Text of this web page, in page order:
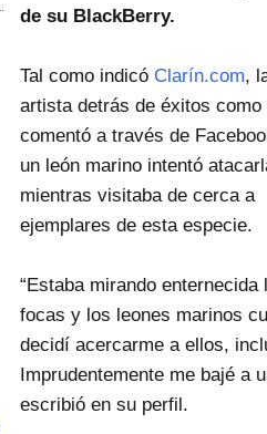
de su BlackBerry.
Tal como indicó Clarín.com,
artista detrás de éxitos como
comentó a través de
un león marino intentó
mientras visitaba de cerca a
ejemplares de esta especie.
“Estaba mirando enternecida
focas y los leones marinos
decidí acercarme a ellos,
Imprudentemente me bajé a
escribió en su perfil.